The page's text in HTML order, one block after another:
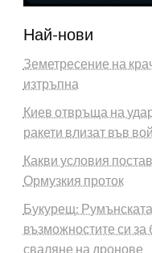
Най-нови
Земетресение на
изтръпна
Киев отвръща на
ракети влизат във
Какви условия
Ормузкия проток
Букурещ:
възможностите си
сваляне на дронове